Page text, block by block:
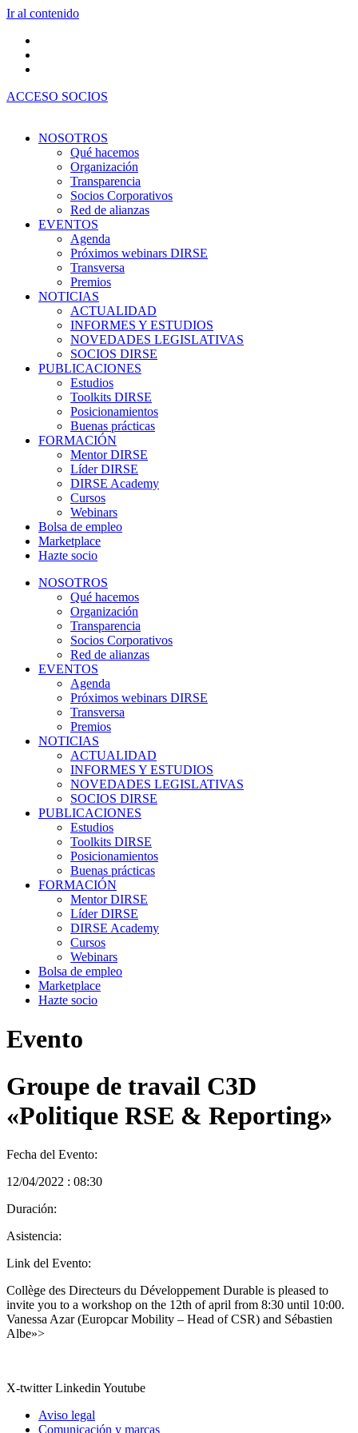
Ir al contenido
ACCESO SOCIOS
NOSOTROS
Qué hacemos
Organización
Transparencia
Socios Corporativos
Red de alianzas
EVENTOS
Agenda
Próximos webinars DIRSE
Transversa
Premios
NOTICIAS
ACTUALIDAD
INFORMES Y ESTUDIOS
NOVEDADES LEGISLATIVAS
SOCIOS DIRSE
PUBLICACIONES
Estudios
Toolkits DIRSE
Posicionamientos
Buenas prácticas
FORMACIÓN
Mentor DIRSE
Líder DIRSE
DIRSE Academy
Cursos
Webinars
Bolsa de empleo
Marketplace
Hazte socio
NOSOTROS
Qué hacemos
Organización
Transparencia
Socios Corporativos
Red de alianzas
EVENTOS
Agenda
Próximos webinars DIRSE
Transversa
Premios
NOTICIAS
ACTUALIDAD
INFORMES Y ESTUDIOS
NOVEDADES LEGISLATIVAS
SOCIOS DIRSE
PUBLICACIONES
Estudios
Toolkits DIRSE
Posicionamientos
Buenas prácticas
FORMACIÓN
Mentor DIRSE
Líder DIRSE
DIRSE Academy
Cursos
Webinars
Bolsa de empleo
Marketplace
Hazte socio
Evento
Groupe de travail C3D
«Politique RSE & Reporting»
Fecha del Evento:
12/04/2022 : 08:30
Duración:
Asistencia:
Link del Evento:
Collège des Directeurs du Développement Durable is pleased to
invite you to a workshop on the 12th of april from 8:30 until 10:00.
Vanessa Azar (Europcar Mobility – Head of CSR) and Sébastien
Albe»>
X-twitter Linkedin Youtube
Aviso legal
Comunicación y marcas